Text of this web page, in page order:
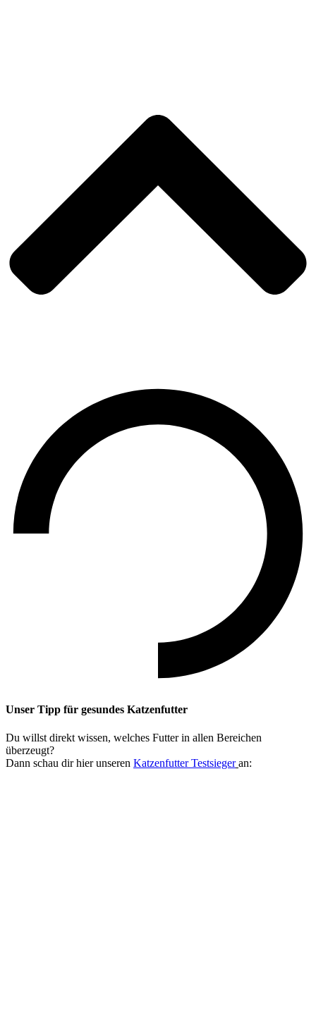
Unser Tipp für gesundes Katzenfutter
Du willst direkt wissen, welches Futter in allen Bereichen
überzeugt?
Dann schau dir hier unseren Katzenfutter Testsieger an: